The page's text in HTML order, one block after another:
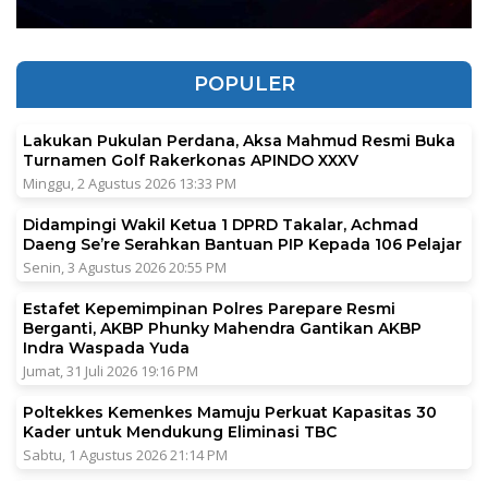
POPULER
Lakukan Pukulan Perdana, Aksa Mahmud Resmi Buka
Turnamen Golf Rakerkonas APINDO XXXV
Minggu, 2 Agustus 2026 13:33 PM
Didampingi Wakil Ketua 1 DPRD Takalar, Achmad
Daeng Se’re Serahkan Bantuan PIP Kepada 106 Pelajar
Senin, 3 Agustus 2026 20:55 PM
Estafet Kepemimpinan Polres Parepare Resmi
Berganti, AKBP Phunky Mahendra Gantikan AKBP
Indra Waspada Yuda
Jumat, 31 Juli 2026 19:16 PM
Poltekkes Kemenkes Mamuju Perkuat Kapasitas 30
Kader untuk Mendukung Eliminasi TBC
Sabtu, 1 Agustus 2026 21:14 PM